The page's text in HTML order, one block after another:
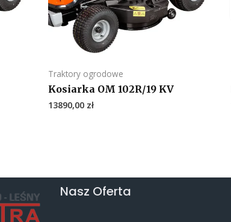
Traktory ogrodowe
Kosiarka OM 102R/19 KV
13890,00 zł
Nasz Oferta